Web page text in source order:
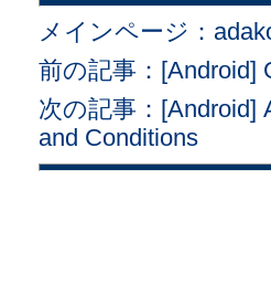
メインページ：
前の記事：[Android]
次の記事：[Android]
and Conditions